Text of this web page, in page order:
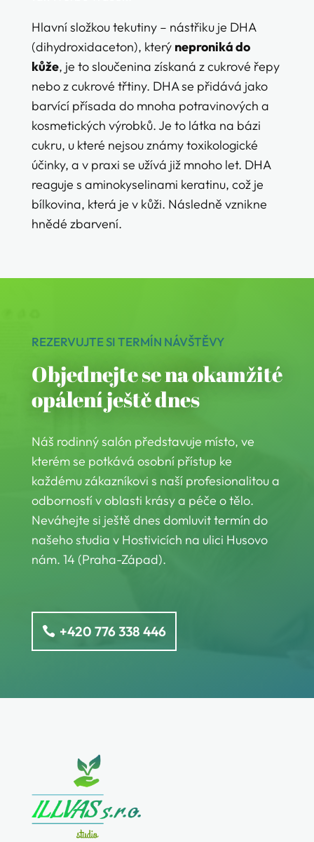
Hlavní složkou tekutiny – nástřiku je DHA
(dihydroxidaceton), který neproniká do
kůže, je to sloučenina získaná z cukrové řepy
nebo z cukrové třtiny. DHA se přidává jako
barvící přísada do mnoha potravinových a
kosmetických výrobků. Je to látka na bázi
cukru, u které nejsou známy toxikologické
účinky, a v praxi se užívá již mnoho let. DHA
reaguje s aminokyselinami keratinu, což je
bílkovina, která je v kůži. Následně vznikne
hnědé zbarvení.
REZERVUJTE SI TERMÍN NÁVŠTĚVY
Objednejte se na okamžité
opálení ještě dnes
Náš rodinný salón představuje místo, ve
kterém se potkává osobní přístup ke
každému zákazníkovi s naší profesionalitou a
odborností v oblasti krásy a péče o tělo.
Neváhejte si ještě dnes domluvit termín do
našeho studia v Hostivicích na ulici Husovo
nám. 14 (Praha-Západ).
+420 776 338 446